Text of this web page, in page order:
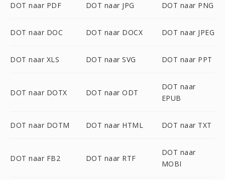
DOT naar PDF DOT naar JPG DOT naar PNG
DOT naar DOC DOT naar DOCX DOT naar JPEG
DOT naar XLS DOT naar SVG DOT naar PPT
DOT naar DOTX DOT naar ODT
DOT naar
EPUB
DOT naar DOTM DOT naar HTML DOT naar TXT
DOT naar FB2 DOT naar RTF
DOT naar
MOBI